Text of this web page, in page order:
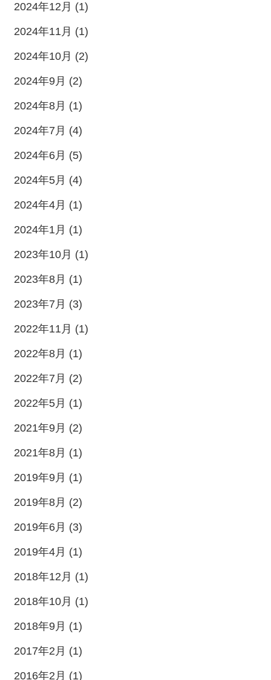
2024年12月 (1)
2024年11月 (1)
2024年10月 (2)
2024年9月 (2)
2024年8月 (1)
2024年7月 (4)
2024年6月 (5)
2024年5月 (4)
2024年4月 (1)
2024年1月 (1)
2023年10月 (1)
2023年8月 (1)
2023年7月 (3)
2022年11月 (1)
2022年8月 (1)
2022年7月 (2)
2022年5月 (1)
2021年9月 (2)
2021年8月 (1)
2019年9月 (1)
2019年8月 (2)
2019年6月 (3)
2019年4月 (1)
2018年12月 (1)
2018年10月 (1)
2018年9月 (1)
2017年2月 (1)
2016年2月 (1)